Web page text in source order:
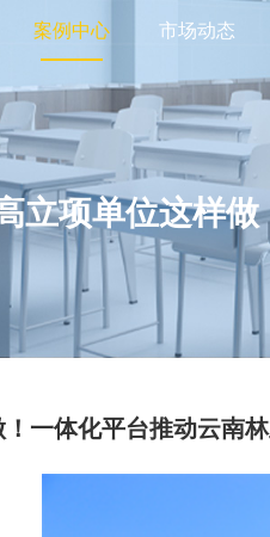
案例中心 市场动态
立项单位这样
一体化平台推动云南